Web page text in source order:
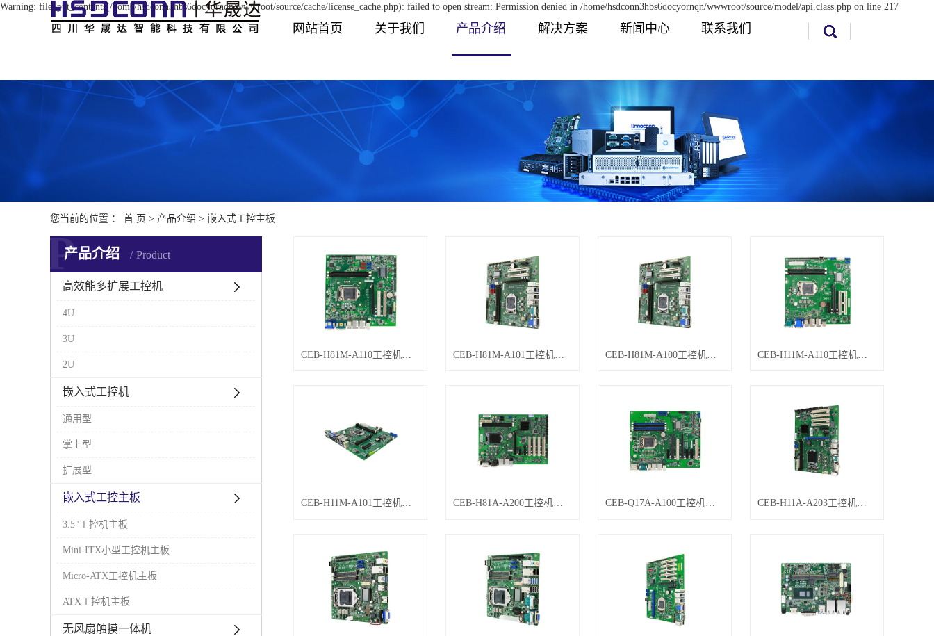
Warning: file_put_contents(/home/hsdconn3hbs6docyornqn/wwwroot/source/cache/license_cache.php): failed to open stream: Permission denied in /home/hsdconn3hbs6docyornqn/wwwroot/source/model/api.class.php on line 217
网站首页 关于我们 产品介绍 解决方案 新闻中心 联系我们
您当前的位置 ： 首 页 > 产品介绍 > 嵌入式工控主板
产品介绍 Product
P
高效能多扩展工控机
4U
3U
2U
嵌入式工控机
通用型
掌上型
扩展型
嵌入式工控主板
3.5"工控机主板
Mini-ITX小型工控机主板
Micro-ATX工控机主板
ATX工控机主板
无风扇触摸一体机
CEB-H11M-A110工控机主板
CEB-H11M-A101工控机主板 CEB-H81A-A200工控机主板 CEB-Q17A-A100工控机主板 CEB-H11A-A203工控机主板